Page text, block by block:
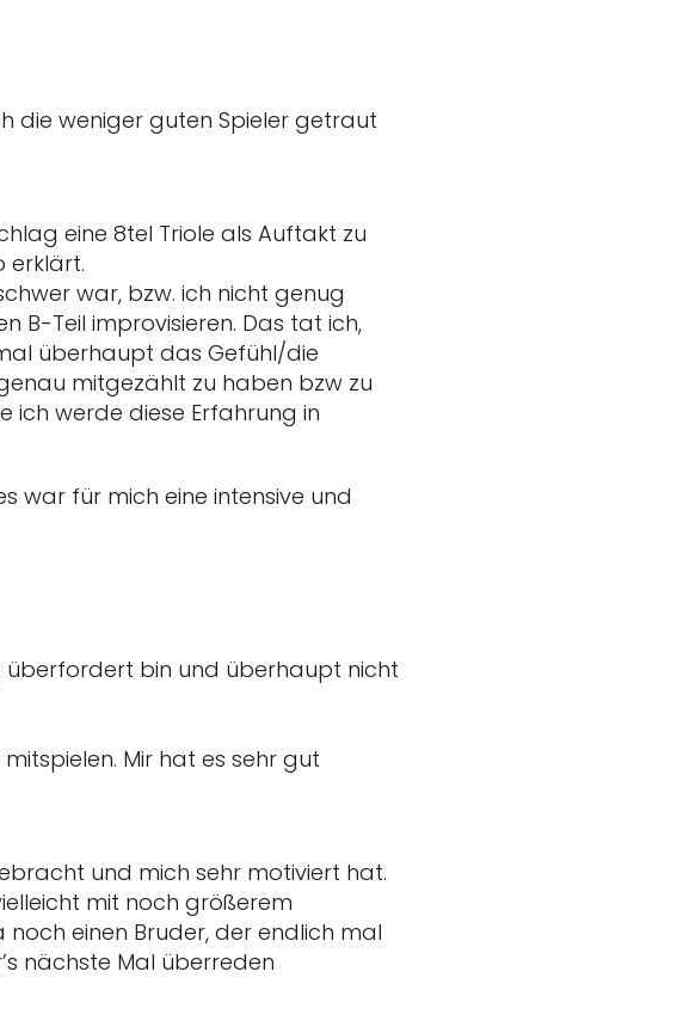
die weniger guten Spieler getraut
eine 8tel Triole als Auftakt zu
erklärt.
war, bzw. ich nicht genug
B-Teil improvisieren. Das tat ich,
überhaupt das Gefühl/die
mitgezählt zu haben bzw zu
ich werde diese Erfahrung in
war für mich eine intensive und
überfordert bin und überhaupt nicht
Mir hat es sehr gut
und mich sehr motiviert hat.
mit noch größerem
einen Bruder, der endlich mal
nächste Mal überreden